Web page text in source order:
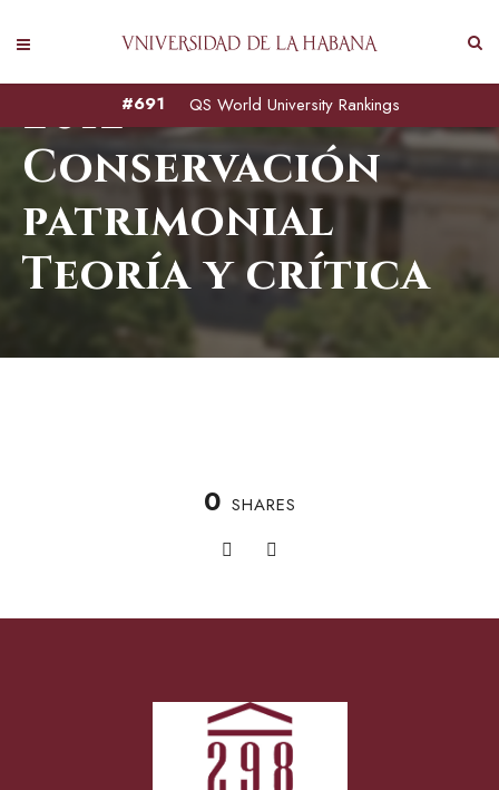
QS World University Rankings
#691
2012
Conservación
patrimonial
Teoría y crítica
0 SHARES